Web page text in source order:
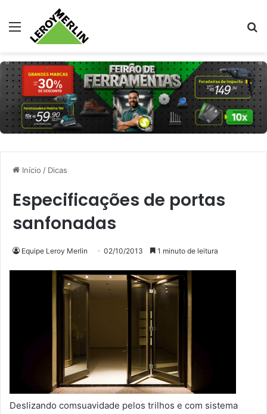
Menu
Início / Dicas
Especificações de portas
sanfonadas
Equipe Leroy Merlin 02/10/2013 1 minuto de leitura
Deslizando comsuavidade pelos trilhos e com sistema